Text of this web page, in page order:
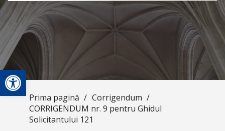
Deschide bara de unelte
Prima pagină / Corrigendum /
CORRIGENDUM nr. 9 pentru Ghidul
Solicitantului 121